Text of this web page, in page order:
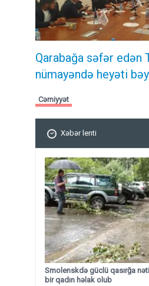
Qarabağa səfər edən
nümayəndə heyəti
Cəmiyyət
Xəbər lenti
Smolenskdə güclü qasırğa
bir qadın həlak olub